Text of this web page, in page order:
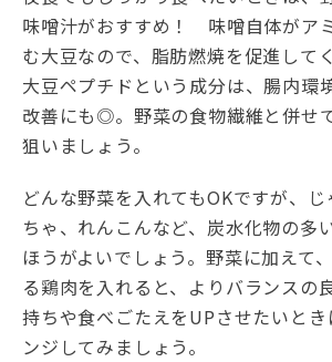
味噌汁がおすすめ！ 味噌自体がア
む大豆なので、脂肪燃焼を促進して
大豆ペプチドという成分は、腸内環
改善にも◎。野菜の食物繊維と併せ
狙いましょう。
どんな野菜を入れてもOKですが、
ちゃ、れんこんなど、炭水化物の多
ほうがよいでしょう。野菜に加えて
る鶏肉を入れると、よりバランス
持ちや食べごたえをUPさせたいと
ンジしてみましょう。